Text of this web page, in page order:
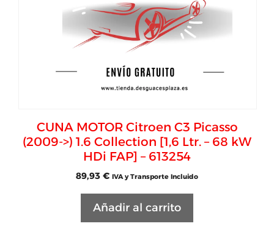
CUNA MOTOR Citroen C3 Picasso
(2009->) 1.6 Collection [1,6 Ltr. – 68 kW
HDi FAP] – 613254
89,93 € IVA y Transporte Incluido
Añadir al carrito